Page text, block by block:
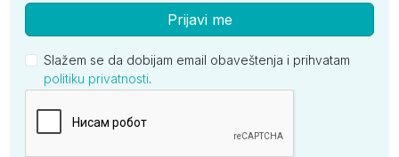
Prijavi me
Slažem se da dobijam email obaveštenja i prihvatam
politiku privatnosti.